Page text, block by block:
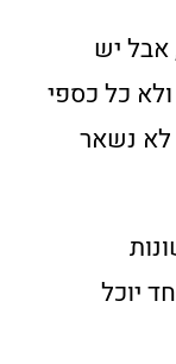
אבל יש
כל כספי
לא נשאר
שונות
יוכל